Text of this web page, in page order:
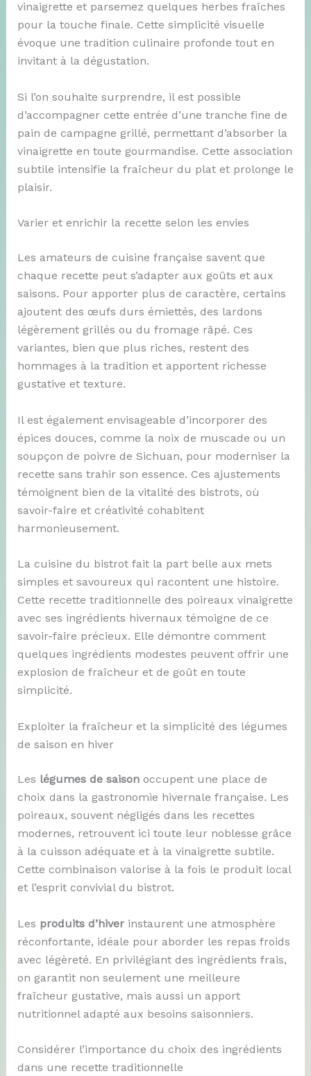
vinaigrette et parsemez quelques herbes fraîches
pour la touche finale. Cette simplicité visuelle
évoque une tradition culinaire profonde tout en
invitant à la dégustation.
Si l’on souhaite surprendre, il est possible
d’accompagner cette entrée d’une tranche fine de
pain de campagne grillé, permettant d’absorber la
vinaigrette en toute gourmandise. Cette association
subtile intensifie la fraîcheur du plat et prolonge le
plaisir.
Varier et enrichir la recette selon les envies
Les amateurs de cuisine française savent que
chaque recette peut s’adapter aux goûts et aux
saisons. Pour apporter plus de caractère, certains
ajoutent des œufs durs émiettés, des lardons
légèrement grillés ou du fromage râpé. Ces
variantes, bien que plus riches, restent des
hommages à la tradition et apportent richesse
gustative et texture.
Il est également envisageable d’incorporer des
épices douces, comme la noix de muscade ou un
soupçon de poivre de Sichuan, pour moderniser la
recette sans trahir son essence. Ces ajustements
témoignent bien de la vitalité des bistrots, où
savoir-faire et créativité cohabitent
harmonieusement.
La cuisine du bistrot fait la part belle aux mets
simples et savoureux qui racontent une histoire.
Cette recette traditionnelle des poireaux vinaigrette
avec ses ingrédients hivernaux témoigne de ce
savoir-faire précieux. Elle démontre comment
quelques ingrédients modestes peuvent offrir une
explosion de fraîcheur et de goût en toute
simplicité.
Exploiter la fraîcheur et la simplicité des légumes
de saison en hiver
Les légumes de saisonoccupent une place de
choix dans la gastronomie hivernale française. Les
poireaux, souvent négligés dans les recettes
modernes, retrouvent ici toute leur noblesse grâce
à la cuisson adéquate et à la vinaigrette subtile.
Cette combinaison valorise à la fois le produit local
et l’esprit convivial du bistrot.
Les produits d’hiverinstaurent une atmosphère
réconfortante, idéale pour aborder les repas froids
avec légèreté. En privilégiant des ingrédients frais,
on garantit non seulement une meilleure
fraîcheur gustative, mais aussi un apport
nutritionnel adapté aux besoins saisonniers.
Considérer l’importance du choix des ingrédients
dans une recette traditionnelle